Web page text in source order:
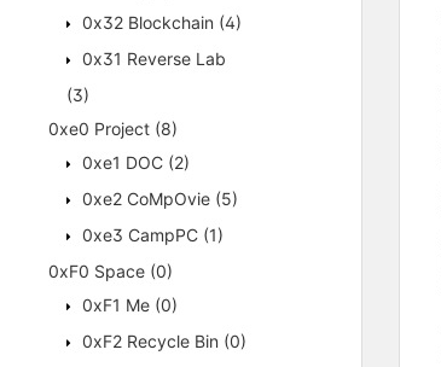
0x32 Blockchain (4)
0x31 Reverse Lab
(3)
0xe0 Project (8)
0xe1 DOC (2)
0xe2 CoMpOvie (5)
0xe3 CampPC (1)
0xF0 Space (0)
0xF1 Me (0)
0xF2 Recycle Bin (0)